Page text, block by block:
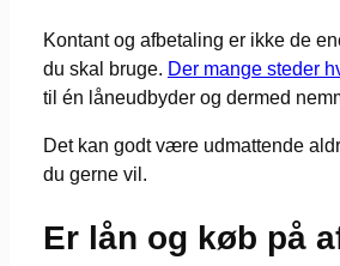
Kontant og afbetaling er ikke de
du skal bruge. Der mange steder
til én låneudbyder og dermed
Det kan godt være udmattende
du gerne vil.
Er lån og køb på